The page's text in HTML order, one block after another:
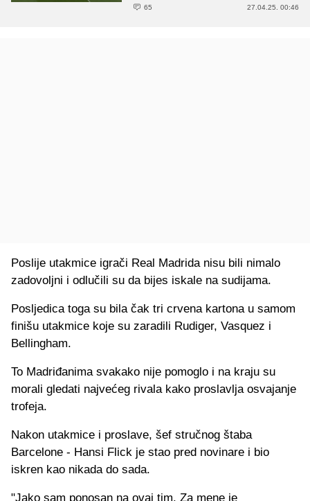
65 27.04.25. 00:46
Poslije utakmice igrači Real Madrida nisu bili nimalo
zadovoljni i odlučili su da bijes iskale na sudijama.
Posljedica toga su bila čak tri crvena kartona u samom
finišu utakmice koje su zaradili Rudiger, Vasquez i
Bellingham.
To Madriđanima svakako nije pomoglo i na kraju su
morali gledati najvećeg rivala kako proslavlja osvajanje
trofeja.
Nakon utakmice i proslave, šef stručnog štaba
Barcelone - Hansi Flick je stao pred novinare i bio
iskren kao nikada do sada.
"Jako sam ponosan na ovaj tim. Za mene je